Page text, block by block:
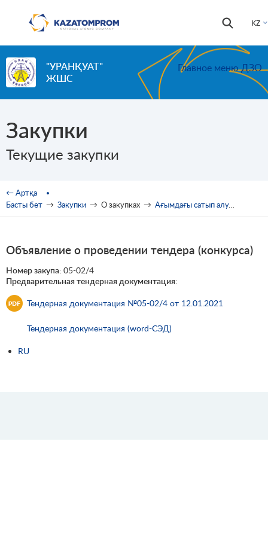
KZ
Іздестіру
"УРАНҚУАТ"
ЖШС
Главное меню ДЗО
Закупки
Текущие закупки
You are here
← Артқа
Басты бет → Закупки → О закупках → Ағымдағы сатып алулар
Объявление о проведении тендера (конкурса)
Номер закупа: 05-02/4
Предварительная тендерная документация:
Тендерная документация №05-02/4 от 12.01.2021
Тендерная документация (word-СЭД)
RU